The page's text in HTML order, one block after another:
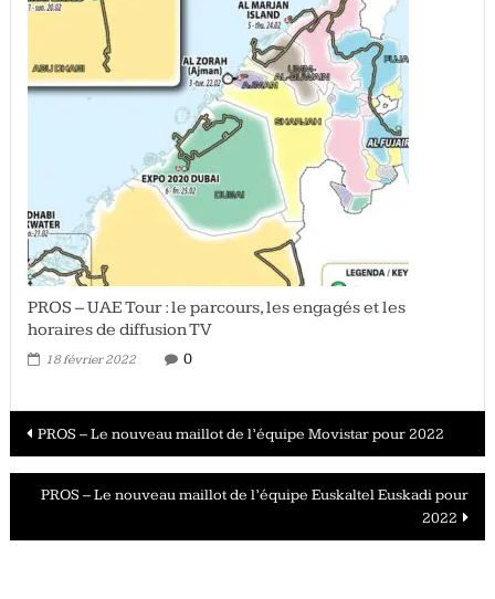
PROS – UAE Tour : le parcours, les engagés et les
horaires de diffusion TV
18 février 2022 0
Navigation
des
articles
PROS – Le nouveau maillot de l’équipe Movistar pour 2022
PROS – Le nouveau maillot de l’équipe Euskaltel Euskadi pour
2022